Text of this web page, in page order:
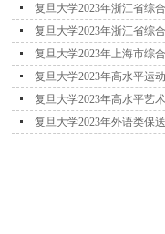
复旦大学2023年浙江省综
复旦大学2023年浙江省综
复旦大学2023年上海市综
复旦大学2023年高水平运
复旦大学2023年高水平艺
复旦大学2023年外语类保